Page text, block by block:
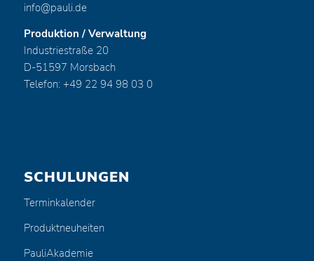
info@pauli.de
Produktion / Verwaltung
Industriestraße 20
D-51597 Morsbach
Telefon: +49 22 94 98 03 0
SCHULUNGEN
Terminkalender
Produktneuheiten
PauliAkademie